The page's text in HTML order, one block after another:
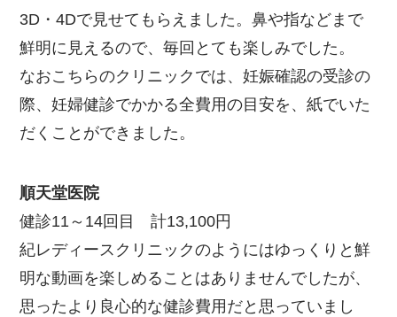
3D・4Dで見せてもらえました。鼻や指などまで
鮮明に見えるので、毎回とても楽しみでした。
なおこちらのクリニックでは、妊娠確認の受診の
際、妊婦健診でかかる全費用の目安を、紙でいた
だくことができました。
順天堂医院
健診11～14回目 計13,100円
紀レディースクリニックのようにはゆっくりと鮮
明な動画を楽しめることはありませんでしたが、
思ったより良心的な健診費用だと思っていまし